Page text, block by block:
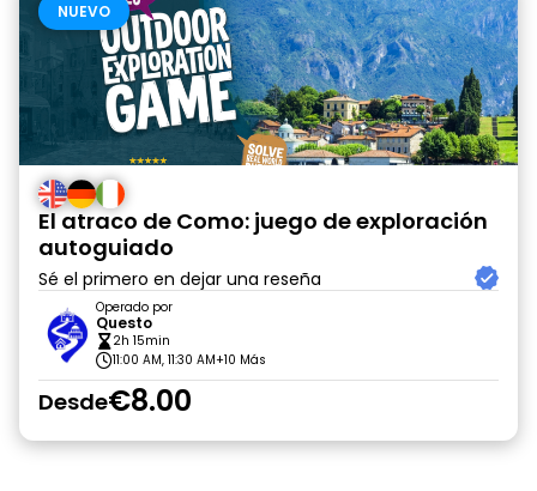
NUEVO
El atraco de Como: juego de exploración
autoguiado
Sé el primero en dejar una reseña
Operado por
Questo
2h 15min
11:00 AM, 11:30 AM+10 Más
Desde€8.00